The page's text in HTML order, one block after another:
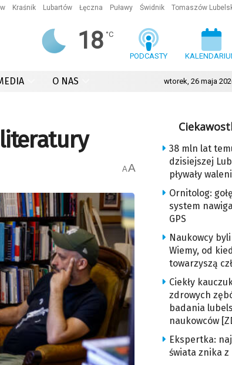
Kraśnik Lubartów Łęczna Puławy Świdnik Tomaszów
18 °C
PODCASTY
O NAS wtorek, 26 maja
AA
38 mln lat
dzisiejszej
pływały
Ornitolog:
system
GPS
Naukowcy
Wiemy, od
towarzyszą
Ciekły
zdrowych
badania
naukowców
Ekspertka:
świata znika